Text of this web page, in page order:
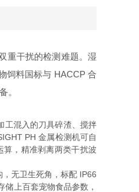
重干扰的检测难题。湿
饲料国标与 HACCP 合
。
工混入的刀具碎渣、搅拌
PH 金属检测机可自
，精准剥离两类干扰波
无卫生死角，标配 IP66
上百套宠物食品参数，